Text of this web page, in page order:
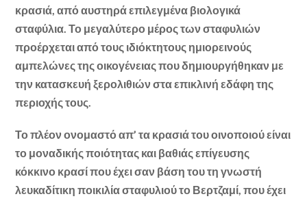
κρασιά, από αυστηρά επιλεγμένα βιολογικά
σταφύλια. Το μεγαλύτερο μέρος των σταφυλιών
προέρχεται από τους ιδιόκτητους ημιορεινούς
αμπελώνες της οικογένειας που δημιουργήθηκαν με
την κατασκευή ξερολιθιών στα επικλινή εδάφη της
περιοχής τους.
Το πλέον ονομαστό απ’ τα κρασιά του οινοποιού είναι
το μοναδικής ποιότητας και βαθιάς επίγευσης
κόκκινο κρασί που έχει σαν βάση του τη γνωστή
λευκαδίτικη ποικιλία σταφυλιού το Βερτζαμί, που έχει